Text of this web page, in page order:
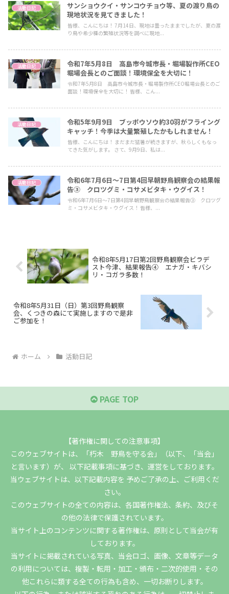
活動日記
サンショウクイ・サンコウチョウ等、夏の渡り鳥の
現地状況を見てきました！
皆様、こんにちは！ 7月14日、現地は曇ったままでしたが、夏の渡
り鳥や希少種の繁殖状況等を調べに現地...
活動日記
令和7年5月8日 高島市今城市長・堀場製作所CEO
堀場会長とのご面談！環境保全を大切に！
令和7年5月8日 高島市今城市長・堀場製作所CEO堀場会長とのご
面談！環境保全を大切に！ 皆様、こん...
活動日記
令和5年9月9日 ブッポウソウ約30羽がフライング
キャッチ！今季は大量繁殖したかもしれません！
皆様、こんにちは！ まだまだ猛暑が続きますが、秋らしくもなっ
てきた気がします。 さて、9月9日、私は...
活動日記
令和6年7月6日～7日第4回早朝野鳥観察会の結果報
告③ クロツグミ・コサメビタキ・ウグイス！
令和6年7月6日～7日第4回早朝野鳥観察会の結果報告③ クロツグ
ミ・コサメビタキ・ウグイス！ 皆様、...
令和8年5月17日第2回野鳥観察会ビラデ
スト今津、結果報告④ エナガ・キバシ
リ・コガラ多数！
令和8年5月31日（日）第3回野鳥観察
会、くつきの森にて実施しますので是非
ご参加を！
ホーム 活動日記
PAGE TOP
【著作権に関しての注意事項】
このウェブサイトは、「朽木 野鳥を守る会」（以下、「当会」
と言います）が、 以下記載事項に基づき、運営をしております。
当ウェブサイトは、以下記載内容を 予めご了承の上、ご利用くだ
さい。
このウェブサイトの全ての内容は、各国著作権法、条約、及びそ
の他の法律で保護されています。
当サイト上のコンテンツに関する著作権は、原則として当会が有
しております。
当サイトに掲載されている写真、当会ロゴ、画像、文章等データ
の利用については、複製・転用・加工・頒布・二次的使用・その
他これらに類する全ての行為も含め、一切お断りします。